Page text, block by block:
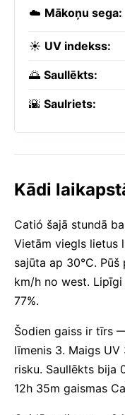
☁️ Mākoņu sega:
☀️ UV indekss:
🌅 Saullēkts:
🌇 Saulriets:
Kādi
Catió šajā stundā
Vietām viegls lietus
sajūta ap 30°C.
km/h no west.
77%.
Šodien gaiss ir tīrs
līmenis 3. Maigs
risku. Saullēkts bija
12h 35m gaismas